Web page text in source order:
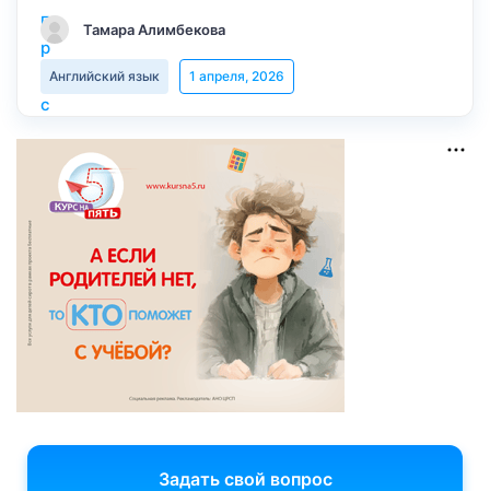
Тамара Алимбекова
Английский язык 1 апреля, 2026
Задать свой вопрос